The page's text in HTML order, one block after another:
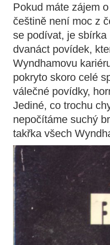
Pokud máte zájem
češtině není moc z
se podívat, je sbírka
dvanáct povídek,
Wyndhamovu
pokryto skoro celé
válečné povídky,
Jediné, co trochu
nepočítáme suchý
takřka všech